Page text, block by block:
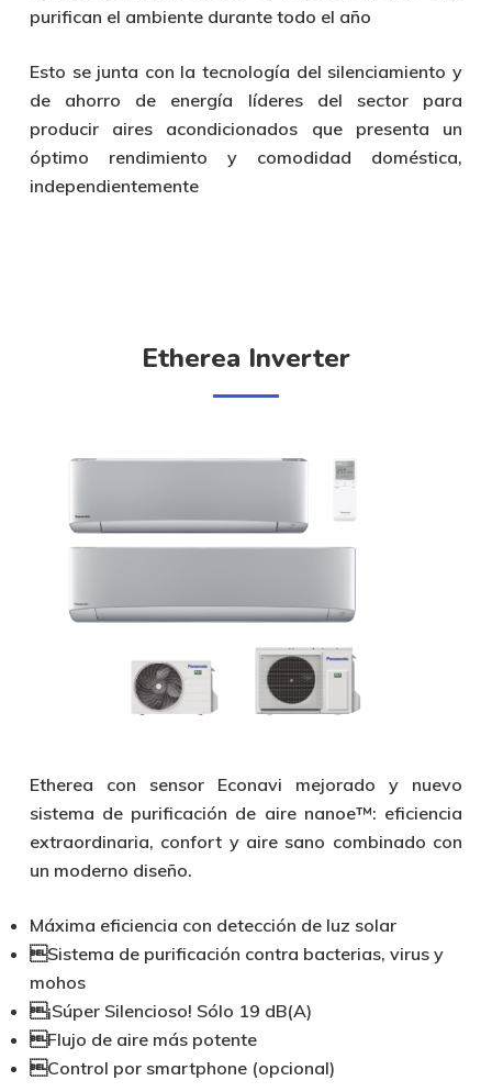
purifican el ambiente durante todo el año
Esto se junta con la tecnología del silenciamiento y
de ahorro de energía líderes del sector para
producir aires acondicionados que presenta un
óptimo rendimiento y comodidad doméstica,
independientemente
Etherea Inverter
Etherea con sensor Econavi mejorado y nuevo
sistema de purificación de aire nanoe™: eficiencia
extraordinaria, confort y aire sano combinado con
un moderno diseño.
Máxima eficiencia con detección de luz solar
Sistema de purificación contra bacterias, virus y
mohos
¡Súper Silencioso! Sólo 19 dB(A)
Flujo de aire más potente
Control por smartphone (opcional)